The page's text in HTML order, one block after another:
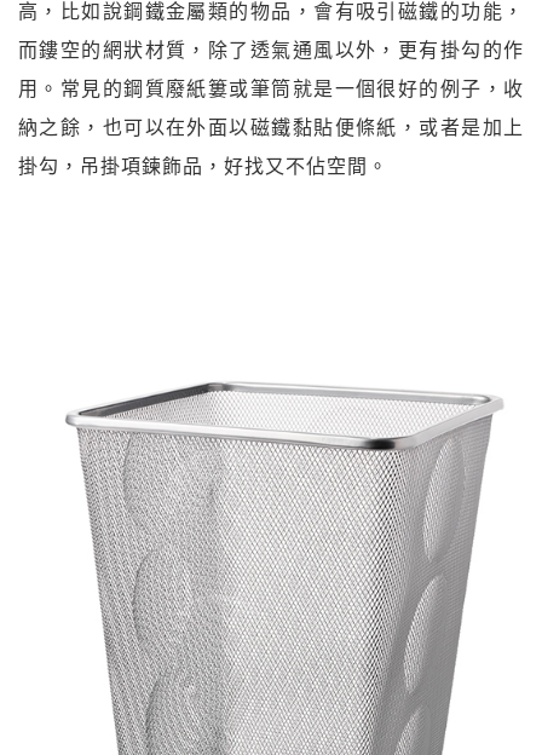
高，比如說鋼鐵金屬類的物品，會有吸引磁鐵的功能，
而鏤空的網狀材質，除了透氣通風以外，更有掛勾的作
用。常見的鋼質廢紙簍或筆筒就是一個很好的例子，收
納之餘，也可以在外面以磁鐵黏貼便條紙，或者是加上
掛勾，吊掛項鍊飾品，好找又不佔空間。